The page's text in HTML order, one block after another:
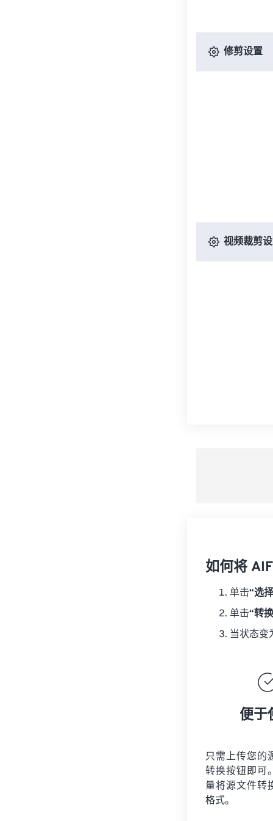
修剪设置
视频裁剪
如何将
单击“选
单击“转
当状态变
便于
只需上传您的
转换按钮即可
量将源文件转
格式。